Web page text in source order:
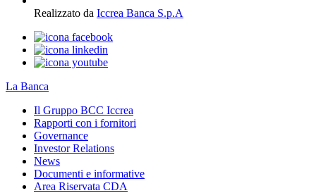
Realizzato da Iccrea Banca S.p.A
La Banca
Il Gruppo BCC Iccrea
Rapporti con i fornitori
Governance
Investor Relations
News
Documenti e informative
Area Riservata CDA